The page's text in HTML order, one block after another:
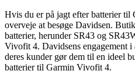
Hvis du er på jagt efter batterier
overveje at besøge Davidsen.
batterier, herunder SR43 og
Vivofit 4. Davidsens engagement
deres kunder gør dem til en ideel
batterier til Garmin Vivofit 4.